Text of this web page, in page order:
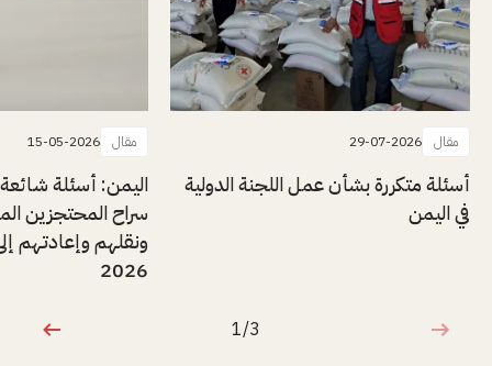
مقال 29-07-2026
أسئلة متكررة بشأن عمل اللجنة الدولية
في اليمن
مقال 15-05-2026
اليمن: أسئلة
سراح المحتجزين
ونقلهم وإعادتهم
2026
1 من 3
1/3